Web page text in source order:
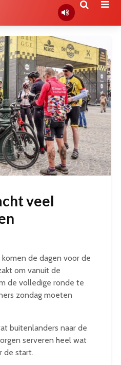
veel
de dagen voor de
om vanuit de
de volledige ronde te
zondag moeten
buitenlanders naar de
serveren heel wat
de start.